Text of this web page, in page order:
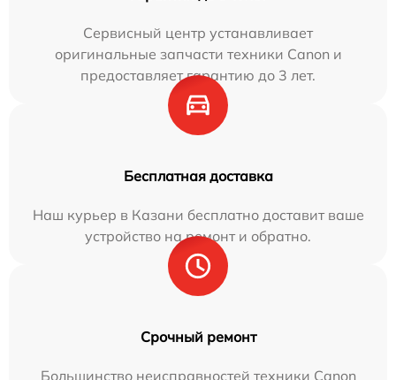
Сервисный центр устанавливает
оригинальные запчасти техники Canon и
предоставляет гарантию до 3 лет.
Бесплатная доставка
Наш курьер в Казани бесплатно доставит ваше
устройство на ремонт и обратно.
Срочный ремонт
Большинство неисправностей техники Canon